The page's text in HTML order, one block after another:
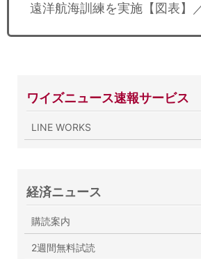
遠洋航海訓練を実施【図表】
ワイズニュース速報サービス
LINE WORKS
経済ニュース
購読案内
2週間無料試読